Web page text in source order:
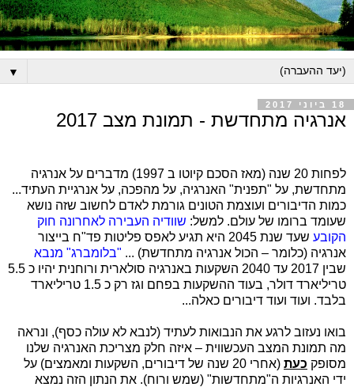
▼
18 ביוני 2017
אנרגיה מתחדשת - תמונת מצב 2017
לפחות 20 שנה (מאז הסכם קיוטו ב 1997) מדברים על אנרגיה
מתחדשת, על "תפנית" האנרגיה, על מהפכה, על אנרגיית העתיד...
כמות הדיבורים ועוצמת הטונים גורמת לאדם לחשוב שזה נושא
שעומד ברומו של עולם. למשל: שוודיה העבירה לאחרונה חוק
הקובע
שעד שנת 2045 היא תגיע לאפס פליטות פד"ח בייצור
אנרגיה (כלומר – הכול אנרגיה מתחדשת) ... "בלומברג" מנבא
שבין 2017 עד 2040 השקעות באנרגיה סולארית ורוחנית יהיו כ 5.5
טריליארד דולר, בעוד ההשקעות בפחם וגז רק כ 1.5 טריליארד
בלבד. ועוד ועוד דיבורים כאלה...
בואו נעזוב לרגע את הנבואות לעתיד (לנבא לא עולה כסף), ונראה
מה תמונת המצב העכשווית – איזה חלק מצריכת האנרגיה שלנו
מסופק כעת
(אחרי 20 שנה של דיבורים, השקעות ומאמצים) על
ידי האנרגיות ה"מתחדשות" (שמש ורוח). את הנתון הזה נמצא